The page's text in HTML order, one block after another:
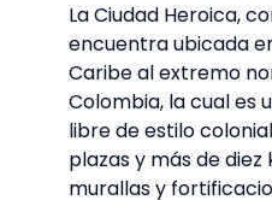
La Ciudad Heroica,
encuentra ubicada
Caribe al extremo
Colombia, la cual es
libre de estilo
plazas y más de
murallas y